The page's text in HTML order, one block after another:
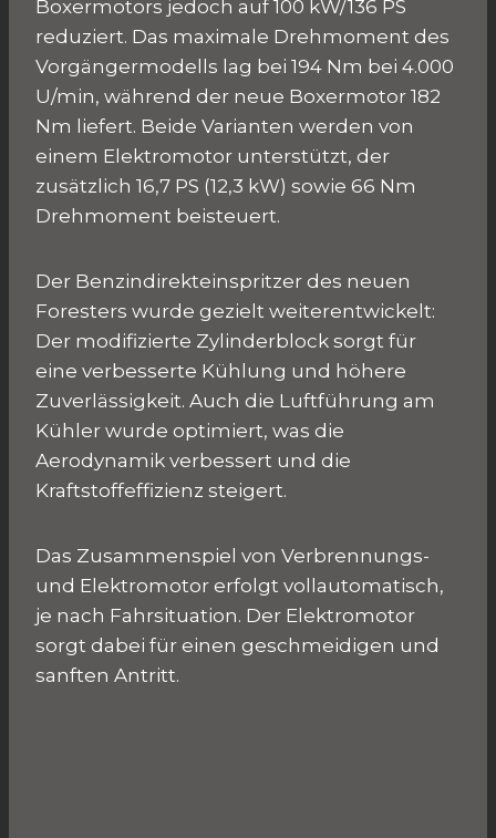
Boxermotors jedoch auf 100 kW/136 PS
reduziert. Das maximale Drehmoment des
Vorgängermodells lag bei 194 Nm bei 4.000
U/min, während der neue Boxermotor 182
Nm liefert. Beide Varianten werden von
einem Elektromotor unterstützt, der
zusätzlich 16,7 PS (12,3 kW) sowie 66 Nm
Drehmoment beisteuert.
Der Benzindirekteinspritzer des neuen
Foresters wurde gezielt weiterentwickelt:
Der modifizierte Zylinderblock sorgt für
eine verbesserte Kühlung und höhere
Zuverlässigkeit. Auch die Luftführung am
Kühler wurde optimiert, was die
Aerodynamik verbessert und die
Kraftstoffeffizienz steigert.
Das Zusammenspiel von Verbrennungs-
und Elektromotor erfolgt vollautomatisch,
je nach Fahrsituation. Der Elektromotor
sorgt dabei für einen geschmeidigen und
sanften Antritt.